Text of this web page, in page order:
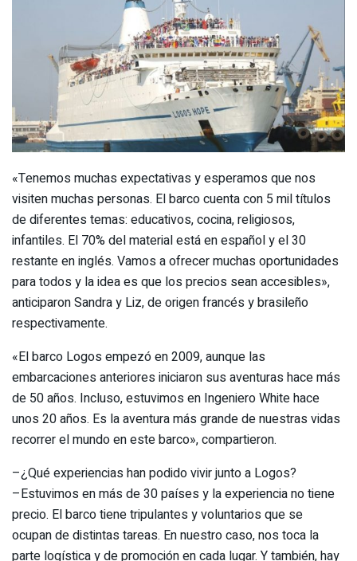
«Tenemos muchas expectativas y esperamos que nos
visiten muchas personas. El barco cuenta con 5 mil títulos
de diferentes temas: educativos, cocina, religiosos,
infantiles. El 70% del material está en español y el 30
restante en inglés. Vamos a ofrecer muchas oportunidades
para todos y la idea es que los precios sean accesibles»,
anticiparon Sandra y Liz, de origen francés y brasileño
respectivamente.
«El barco Logos empezó en 2009, aunque las
embarcaciones anteriores iniciaron sus aventuras hace más
de 50 años. Incluso, estuvimos en Ingeniero White hace
unos 20 años. Es la aventura más grande de nuestras vidas
recorrer el mundo en este barco», compartieron.
–¿Qué experiencias han podido vivir junto a Logos?
–Estuvimos en más de 30 países y la experiencia no tiene
precio. El barco tiene tripulantes y voluntarios que se
ocupan de distintas tareas. En nuestro caso, nos toca la
parte logística y de promoción en cada lugar. Y también, hay